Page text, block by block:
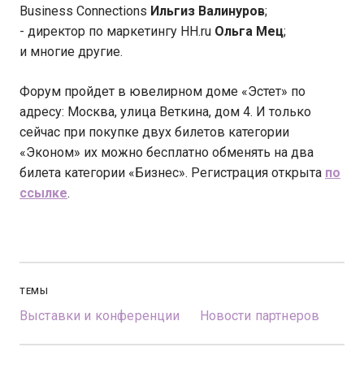
Business Connections Ильгиз Валинуров;
- директор по маркетингу HH.ru Ольга Мец;
и многие другие.
Форум пройдет в ювелирном доме «Эстет» по
адресу: Москва, улица Веткина, дом 4. И только
сейчас при покупке двух билетов категории
«Эконом» их можно бесплатно обменять на два
билета категории «Бизнес». Регистрация открыта по
ссылке.
ТЕМЫ
Выставки и конференции Новости партнеров